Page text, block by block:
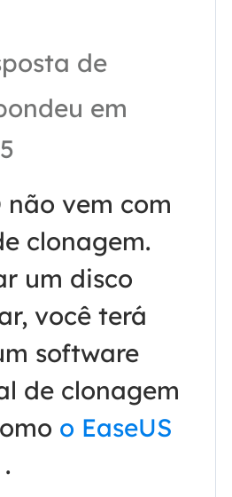
de
em
não vem com
clonagem.
um disco
você terá
software
de clonagem
o EaseUS